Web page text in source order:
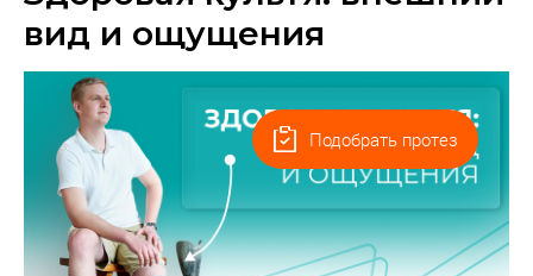
вид и ощущения
Подобрать протез